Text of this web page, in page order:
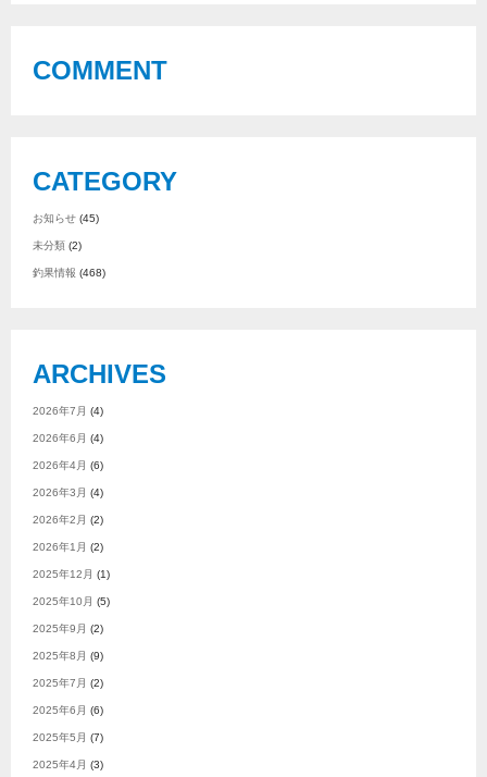
COMMENT
CATEGORY
お知らせ (45)
未分類 (2)
釣果情報 (468)
ARCHIVES
2026年7月 (4)
2026年6月 (4)
2026年4月 (6)
2026年3月 (4)
2026年2月 (2)
2026年1月 (2)
2025年12月 (1)
2025年10月 (5)
2025年9月 (2)
2025年8月 (9)
2025年7月 (2)
2025年6月 (6)
2025年5月 (7)
2025年4月 (3)